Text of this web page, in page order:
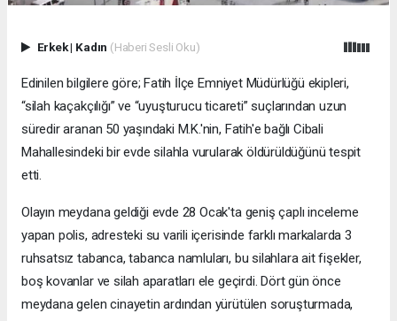
Erkek| Kadın (Haberi Sesli Oku)
Edinilen bilgilere göre; Fatih İlçe Emniyet Müdürlüğü ekipleri,
“silah kaçakçılığı” ve “uyuşturucu ticareti” suçlarından uzun
süredir aranan 50 yaşındaki M.K.'nin, Fatih'e bağlı Cibali
Mahallesindeki bir evde silahla vurularak öldürüldüğünü tespit
etti.
Olayın meydana geldiği evde 28 Ocak'ta geniş çaplı inceleme
yapan polis, adresteki su varili içerisinde farklı markalarda 3
ruhsatsız tabanca, tabanca namluları, bu silahlara ait fişekler,
boş kovanlar ve silah aparatları ele geçirdi. Dört gün önce
meydana gelen cinayetin ardından yürütülen soruşturmada,